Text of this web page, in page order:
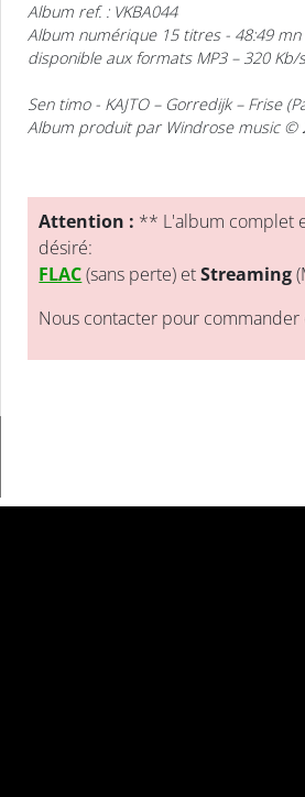
Album ref. : VKBA044
Album numérique 15 titres - 48:49 mn
disponible aux formats MP3 – 320 Kb/
Sen timo- KAJTO – Gorredijk – Frise
Album produit par Windrose music ©
Attention : ** L'album complet
désiré:
FLAC(sans perte) etStreaming
Nous contacter pour